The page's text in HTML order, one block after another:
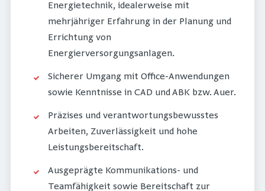
Energietechnik, idealerweise mit
mehrjähriger Erfahrung in der Planung und
Errichtung von
Energierversorgungsanlagen.
Sicherer Umgang mit Office-Anwendungen
sowie Kenntnisse in CAD und ABK bzw. Auer.
Präzises und verantwortungsbewusstes
Arbeiten, Zuverlässigkeit und hohe
Leistungsbereitschaft.
Ausgeprägte Kommunikations- und
Teamfähigkeit sowie Bereitschaft zur